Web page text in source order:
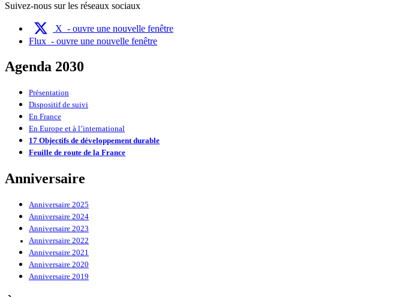
Suivez-nous sur les réseaux sociaux
X - ouvre une nouvelle fenêtre
Flux - ouvre une nouvelle fenêtre
Agenda 2030
Présentation
Dispositif de suivi
En France
En Europe et à l’international
17 Objectifs de développement durable
Feuille de route de la France
Anniversaire
Anniversaire 2025
Anniversaire 2024
Anniversaire 2023
Anniversaire 2022
Anniversaire 2021
Anniversaire 2020
Anniversaire 2019